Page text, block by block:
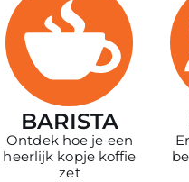
BARISTA
Ontdek hoe je een
heerlijk kopje koffie
zet